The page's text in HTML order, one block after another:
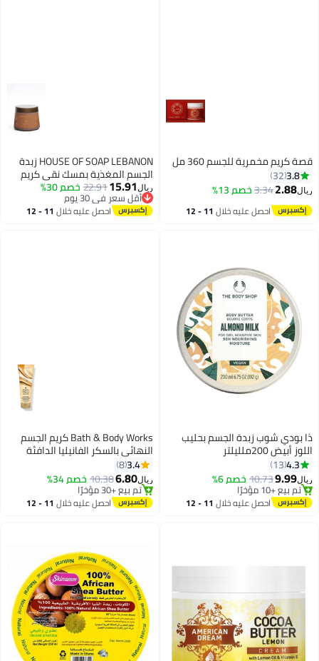
قصة كريم مخمرية للجسم 360 مل
3.8
32
ريال2.88
3.34خصم 13%
احصل عليه خلال 11 - 12
HOUSE OF SOAP LEBANON زبدة
الجسم المغذية بمسك نقي كريم
مرطب عميق مع زيوت غنية وعطر
يدوم طويلاً – 300 جرام
ريال15.91
22.91خصم 30%
أقل سعر في 30 يوم
أقل سعر في 30 يوماحصل عليه خلال 11 - 12
ذا بودي شوب زبدة الجسم بحليب
اللوز أبيض 200ملليلتر
4.3
13
ريال9.99
10.73خصم 6%
تم بيع +10 مؤخرًا
تم بيع +10 مؤخرًااحصل عليه خلال 11 - 12
Bath & Body Works كريم الجسم
النهائي بالسكر الفانيليا الدافئة
للترطيب الشامل
3.4
8
ريال6.80
10.38خصم 34%
تم بيع +30 مؤخرًا
تم بيع +30 مؤخرًااحصل عليه خلال 11 - 12